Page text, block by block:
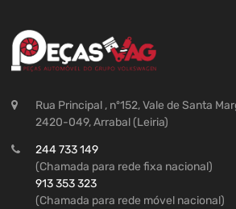
Rua Principal , nº152, Vale de Santa
2420-049, Arrabal (Leiria)
244 733 149
(Chamada para rede fixa nacional)
913 353 323
(Chamada para rede móvel nacional)